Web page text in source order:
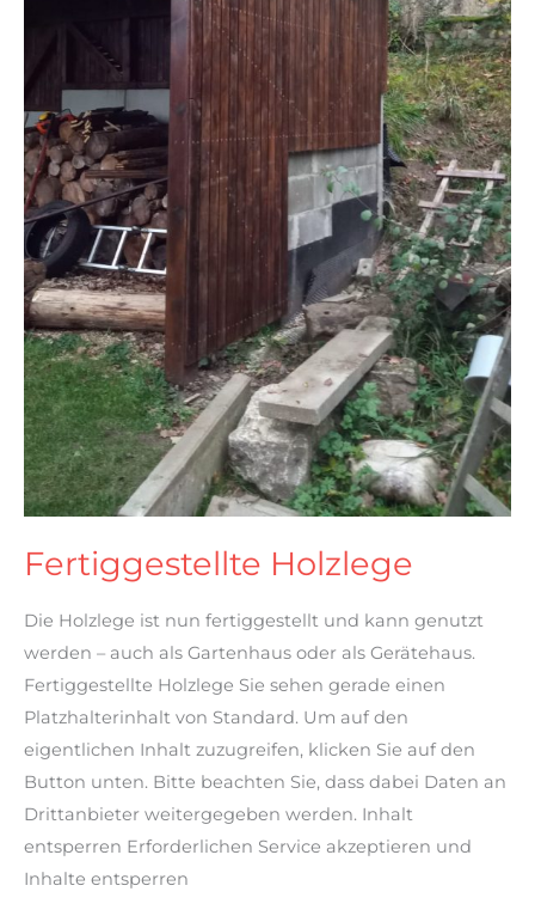
Fertiggestellte Holzlege
Die Holzlege ist nun fertiggestellt und kann genutzt
werden – auch als Gartenhaus oder als Gerätehaus.
Fertiggestellte Holzlege Sie sehen gerade einen
Platzhalterinhalt von Standard. Um auf den
eigentlichen Inhalt zuzugreifen, klicken Sie auf den
Button unten. Bitte beachten Sie, dass dabei Daten an
Drittanbieter weitergegeben werden. Inhalt
entsperren Erforderlichen Service akzeptieren und
Inhalte entsperren